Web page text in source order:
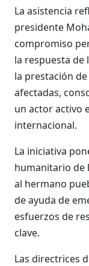
La asistencia
presidente
compromiso
la respuesta de
la prestación
afectadas,
un actor activo
internacional.
La iniciativa
humanitario de
al hermano
de ayuda de
esfuerzos de
clave.
Las directrices